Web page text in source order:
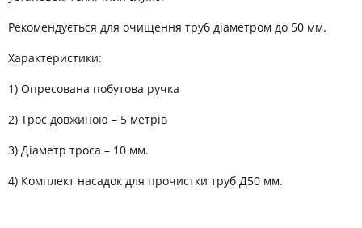
Рекомендується для очищення труб діаметром до 50 мм.
Характеристики:
1) Опресована побутова ручка
2) Трос довжиною – 5 метрів
3) Діаметр троса – 10 мм.
4) Комплект насадок для прочистки труб Д50 мм.